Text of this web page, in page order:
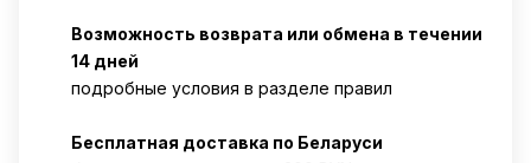
Возможность возврата или обмена в течении
14 дней
подробные условия в разделе правил
Бесплатная доставка по Беларуси